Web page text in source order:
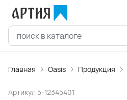
Главная Oasis Продукция
Артикул 5-12345401